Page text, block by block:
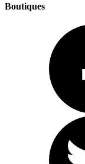
Boutiques